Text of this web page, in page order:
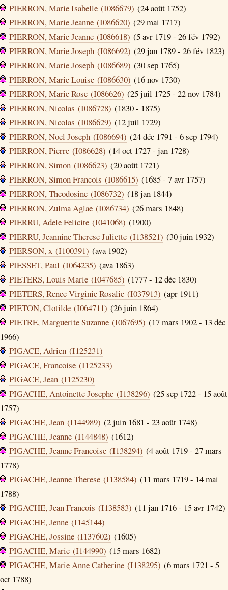
PIERRON, Marie Isabelle (I086679) (24 août 1752)
PIERRON, Marie Jeanne (I086620) (29 mai 1717)
PIERRON, Marie Jeanne (I086618) (5 avr 1719 - 26 fév 1792)
PIERRON, Marie Joseph (I086692) (29 jan 1789 - 26 fév 1823)
PIERRON, Marie Joseph (I086689) (30 sep 1765)
PIERRON, Marie Louise (I086630) (16 nov 1730)
PIERRON, Marie Rose (I086626) (25 juil 1725 - 22 nov 1784)
PIERRON, Nicolas (I086728) (1830 - 1875)
PIERRON, Nicolas (I086629) (12 juil 1729)
PIERRON, Noel Joseph (I086694) (24 déc 1791 - 6 sep 1794)
PIERRON, Pierre (I086628) (14 oct 1727 - jan 1728)
PIERRON, Simon (I086623) (20 août 1721)
PIERRON, Simon Francois (I086615) (1685 - 7 avr 1757)
PIERRON, Theodosine (I086732) (18 jan 1844)
PIERRON, Zulma Aglae (I086734) (26 mars 1848)
PIERRU, Adele Felicite (I041068) (1900)
PIERRU, Jeannine Therese Juliette (I138521) (30 juin 1932)
PIERSON, x (I100391) (ava 1902)
PIESSET, Paul (I064235) (ava 1863)
PIETERS, Louis Marie (I047685) (1777 - 12 déc 1830)
PIETERS, Renee Virginie Rosalie (I037913) (apr 1911)
PIETON, Clotilde (I064711) (26 juin 1864)
PIETRE, Marguerite Suzanne (I067695) (17 mars 1902 - 13 déc
1966)
PIGACE, Adrien (I125231)
PIGACE, Francoise (I125233)
PIGACE, Jean (I125230)
PIGACHE, Antoinette Josephe (I138296) (25 sep 1722 - 15 août
1757)
PIGACHE, Jean (I144989) (2 juin 1681 - 23 août 1748)
PIGACHE, Jeanne (I144848) (1612)
PIGACHE, Jeanne Francoise (I138294) (4 août 1719 - 27 mars
1778)
PIGACHE, Jeanne Therese (I138584) (11 mars 1719 - 14 mai
1788)
PIGACHE, Jean Francois (I138583) (11 jan 1716 - 15 avr 1742)
PIGACHE, Jenne (I145144)
PIGACHE, Jossine (I137602) (1605)
PIGACHE, Marie (I144990) (15 mars 1682)
PIGACHE, Marie Anne Catherine (I138295) (6 mars 1721 - 5
oct 1788)